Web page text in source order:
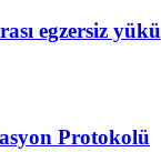
egzersiz yükü
Protokolü